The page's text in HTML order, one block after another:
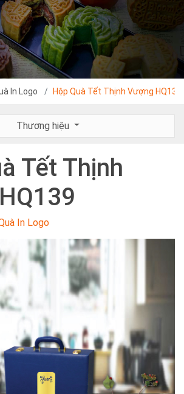
In Logo Hộp Quà Tết Thịnh Vượng HQ139
Thương hiệu
Tết Thịnh
In Logo